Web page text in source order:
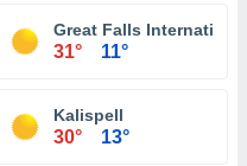
Great Falls
31° 11°
Kalispell
30° 13°